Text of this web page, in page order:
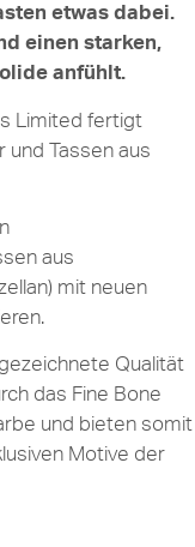
etwas dabei.
einen starken,
anfühlt.
Limited fertigt
Tassen aus
aus
mit neuen
Qualität
das Fine Bone
und bieten somit
Motive der